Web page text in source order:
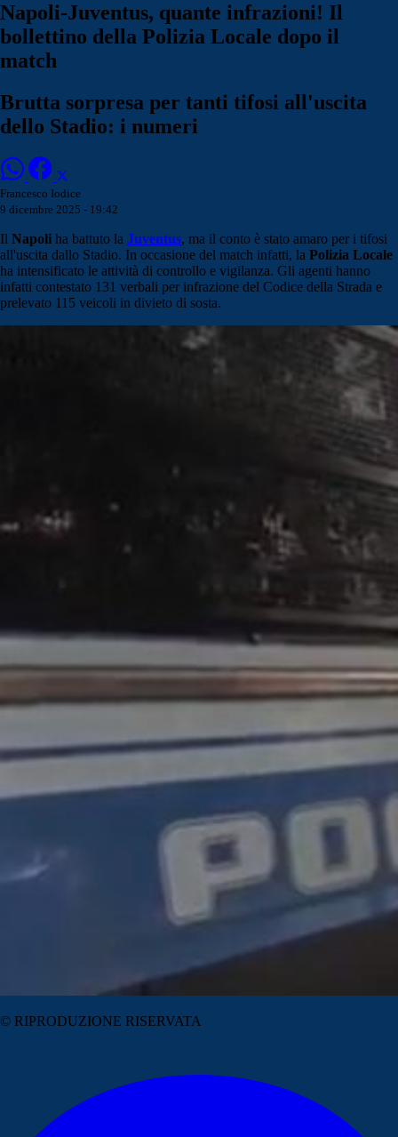
Napoli-Juventus, quante infrazioni! Il
bollettino della Polizia Locale dopo il
match
Brutta sorpresa per tanti tifosi all'uscita
dello Stadio: i numeri
Francesco Iodice
9 dicembre 2025 - 19:42
Il Napoli ha battuto la Juventus, ma il conto è stato amaro per i tifosi
all'uscita dallo Stadio. In occasione del match infatti, la Polizia Locale
ha intensificato le attività di controllo e vigilanza. Gli agenti hanno
infatti contestato 131 verbali per infrazione del Codice della Strada e
prelevato 115 veicoli in divieto di sosta.
© RIPRODUZIONE RISERVATA